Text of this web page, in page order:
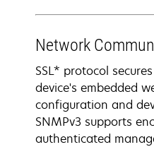
Network
SSL* protocol
device's embedded
configuration and
SNMPv3 supports
authenticated